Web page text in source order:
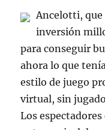
Ancelotti, que
inversión
para conseguir
ahora lo que
estilo de juego
virtual, sin
Los